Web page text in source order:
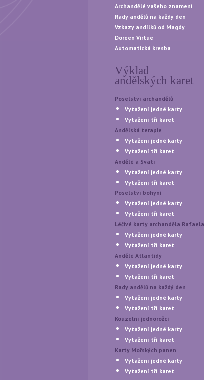
Archandělé vašeho znamení
Rady andělů na každý den
Vzkazy andílků od Magdy
Doreen Virtue
Automatická kresba
Výklad
andělských karet
Poselství archandělů
Vytažení jedné karty
Vytažení tří karet
Andělská terapie
Vytažení jedné karty
Vytažení tří karet
Andělé a Svatí
Vytažení jedné karty
Vytažení tří karet
Poselství bohyní
Vytažení jedné karty
Vytažení tří karet
Léčivé karty archanděla Rafaela
Vytažení jedné karty
Vytažení tří karet
Andělé Atlantidy
Vytažení jedné karty
Vytažení tří karet
Rady andělů na každý den
Vytažení jedné karty
Vytažení tří karet
Kouzelní jednorožci
Vytažení jedné karty
Vytažení tří karet
Karty Mořských panen
Vytažení jedné karty
Vytažení tří karet